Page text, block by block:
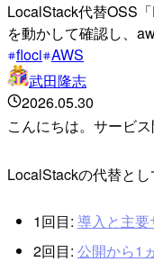
LocalStack代替OSS
を動かして確認し、
floci AWS
武田隆志
2026.05.30
こんにちは。サービス
LocalStackの代替と
1回目: 導入と主
2回目: 公開から1